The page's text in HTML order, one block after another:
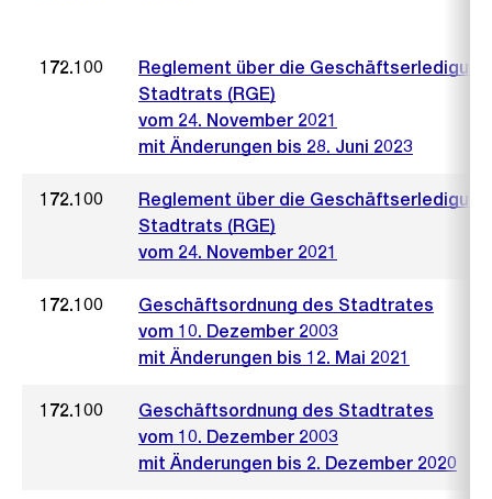
172.100
Reglement über die
Stadtrats (RGE)
vom 24. November 2021
mit Änderungen bis 28. Juni 2023
172.100
Reglement über die
Stadtrats (RGE)
vom 24. November 2021
172.100
Geschäftsordnung des Stadtrates
vom 10. Dezember 2003
mit Änderungen bis 12. Mai 2021
172.100
Geschäftsordnung des Stadtrates
vom 10. Dezember 2003
mit Änderungen bis 2. Dezember 2020